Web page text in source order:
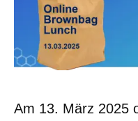
Am 13. März 2025